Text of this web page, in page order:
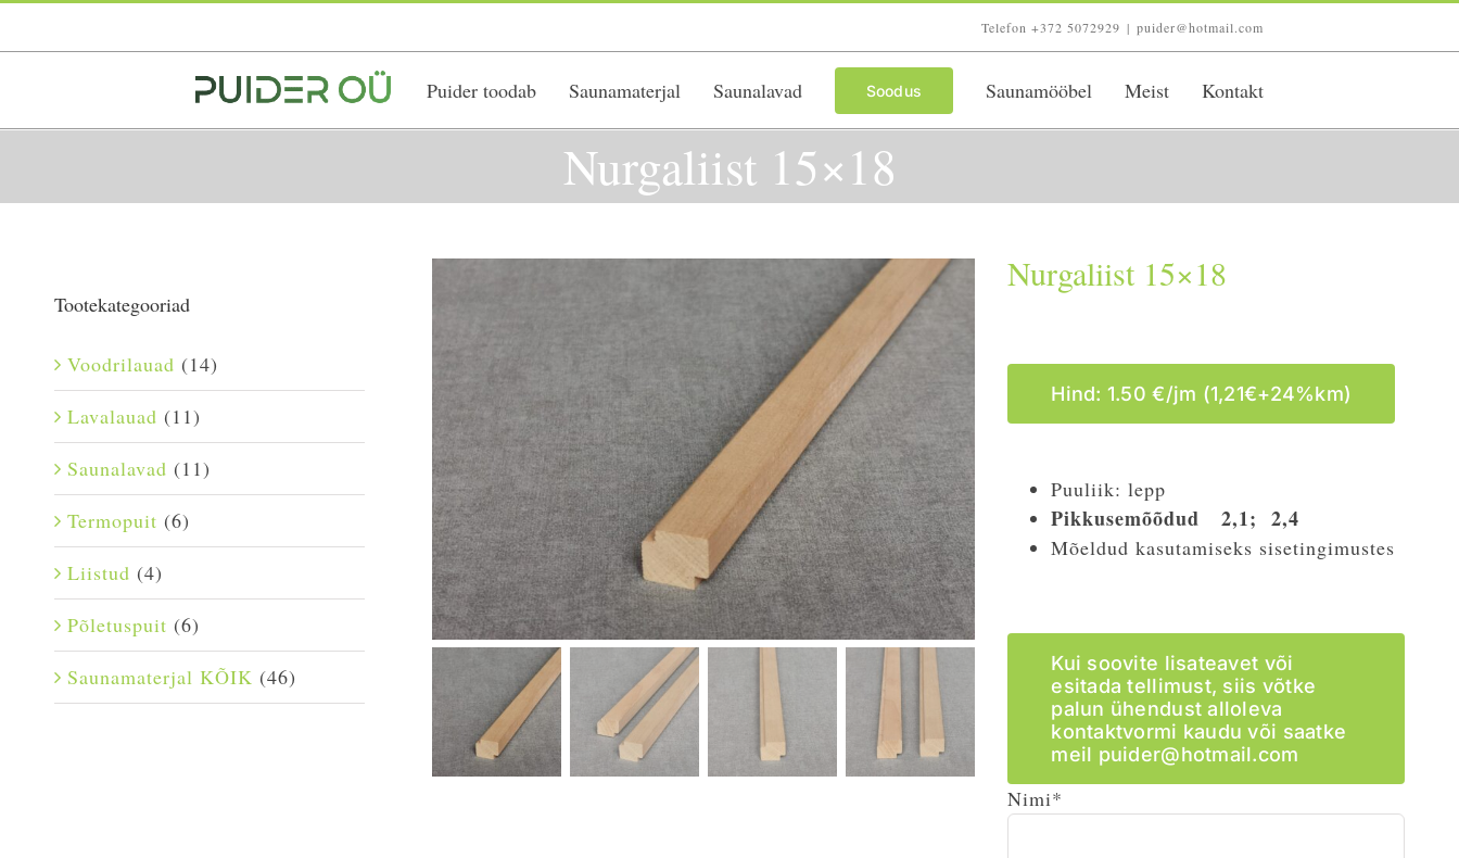
Telefon +372 5072929 | puider@hotmail.com
Puider toodab Saunamaterjal Saunalavad Soodus Saunamööbel Meist Kontakt
Nurgaliist 15×18
Nurgaliist 15×18
Hind: 1.50 €/jm (1,21€+24%km)
Puuliik: lepp
Pikkusemõõdud 2,1; 2,4
Mõeldud kasutamiseks sisetingimustes
Kui soovite lisateavet või
esitada tellimust, siis võtke
palun ühendust alloleva
kontaktvormi kaudu või saatke
meil puider@hotmail.com
Nimi*
Tootekategooriad
Voodrilauad (14)
Lavalauad (11)
Saunalavad (11)
Termopuit (6)
Liistud (4)
Põletuspuit (6)
Saunamaterjal KÕIK (46)